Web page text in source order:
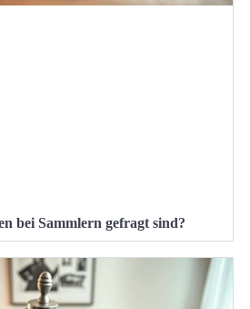
bei Sammlern gefragt sind?